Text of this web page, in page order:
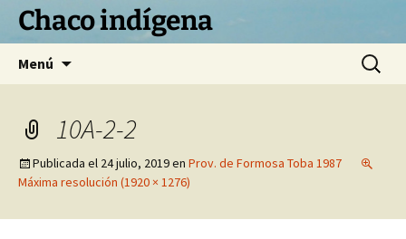
Chaco indígena
Menú Buscar:
10A-2-2
Publicada el 24 julio, 2019en Prov. de Formosa Toba 1987
Máxima resolución (1920 × 1276)